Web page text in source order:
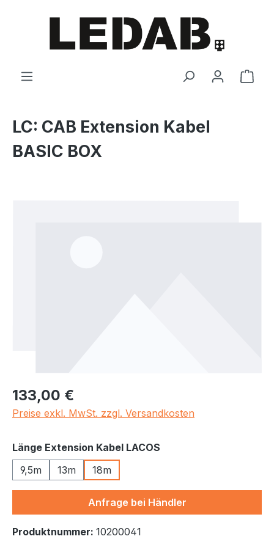
LC: CAB Extension Kabel
BASIC BOX
Regulärer Preis:
133,00 €
Preise exkl. MwSt. zzgl. Versandkosten
Länge Extension Kabel LACOS
9,5m
13m 18m
Anfrage bei Händler
Produktnummer: 10200041